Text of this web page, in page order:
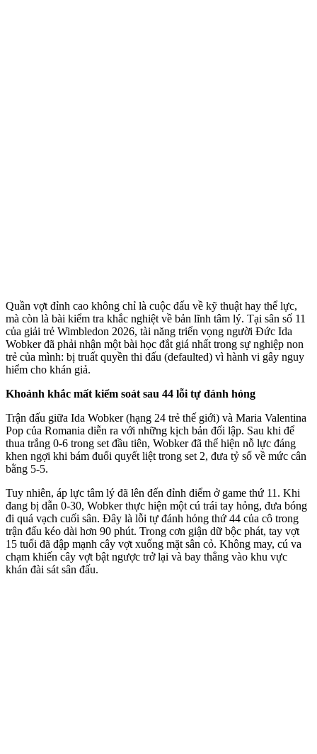
Quần vợt đỉnh cao không chỉ là cuộc đấu về kỹ thuật hay thể lực,
mà còn là bài kiểm tra khắc nghiệt về bản lĩnh tâm lý. Tại sân số 11
của giải trẻ Wimbledon 2026, tài năng triển vọng người Đức Ida
Wobker đã phải nhận một bài học đắt giá nhất trong sự nghiệp non
trẻ của mình: bị truất quyền thi đấu (defaulted) vì hành vi gây nguy
hiểm cho khán giả.
Khoảnh khắc mất kiểm soát sau 44 lỗi tự đánh hỏng
Trận đấu giữa Ida Wobker (hạng 24 trẻ thế giới) và Maria Valentina
Pop của Romania diễn ra với những kịch bản đối lập. Sau khi để
thua trắng 0-6 trong set đầu tiên, Wobker đã thể hiện nỗ lực đáng
khen ngợi khi bám đuổi quyết liệt trong set 2, đưa tỷ số về mức cân
bằng 5-5.
Tuy nhiên, áp lực tâm lý đã lên đến đỉnh điểm ở game thứ 11. Khi
đang bị dẫn 0-30, Wobker thực hiện một cú trái tay hỏng, đưa bóng
đi quá vạch cuối sân. Đây là lỗi tự đánh hỏng thứ 44 của cô trong
trận đấu kéo dài hơn 90 phút. Trong cơn giận dữ bộc phát, tay vợt
15 tuổi đã đập mạnh cây vợt xuống mặt sân cỏ. Không may, cú va
chạm khiến cây vợt bật ngược trở lại và bay thẳng vào khu vực
khán đài sát sân đấu.